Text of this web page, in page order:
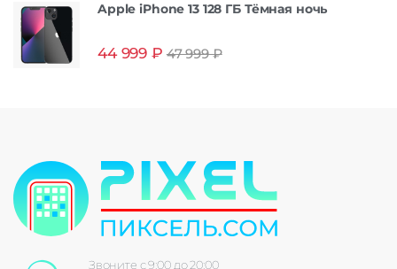
Apple iPhone 13 128 ГБ Тёмная ночь
44 999 ₽ 47 999₽
Звоните с 9:00 до 20:00